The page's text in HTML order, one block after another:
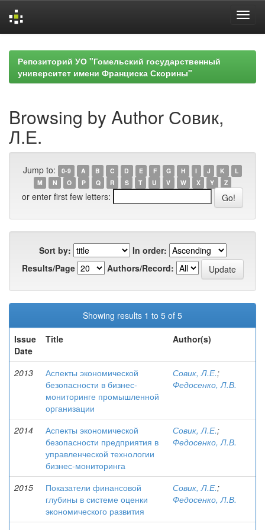
navigationРепозиторий УО "Гомельский государственный
университет имени Франциска Скорины"
Browsing by Author Совик,
Л.Е.
Jump to: 0-9 A B C D E F G H I J K
L
M
N O P Q R S T U V W X Y Z
or enter first few letters:
Sort by:
In order:
Results/Page
Authors/Record:
Showing results 1 to 5 of 5
Issue
Date
Title Author(s)
2013
Аспекты экономической
безопасности в бизнес-
мониторинге промышленной
организации
Совик, Л.Е.;
Федосенко, Л.В.
2014
Аспекты экономической
безопасности предприятия в
управленческой технологии
бизнес-мониторинга
Совик, Л.Е.;
Федосенко, Л.В.
2015
Показатели финансовой
глубины в системе оценки
экономического развития
Совик, Л.Е.;
Федосенко, Л.В.